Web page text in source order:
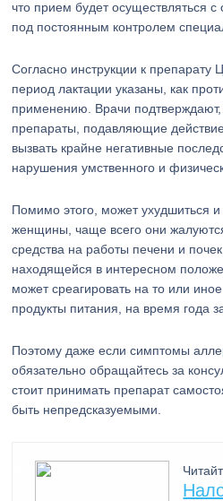
что прием будет осуществляться
под постоянным контролем
Согласно инструкции к препарату
период лактации указаны, как
применению. Врачи подтверждают,
препараты, подавляющие
вызвать крайне негативные
нарушения умственного и
Помимо этого, может ухудшиться
женщины, чаще всего они
средства на работы печени и
находящейся в интересном
может среагировать на то или
продукты питания, на время года
Поэтому даже если симптомы
обязательно обращайтесь за
стоит принимать препарат
быть непредсказуемыми.